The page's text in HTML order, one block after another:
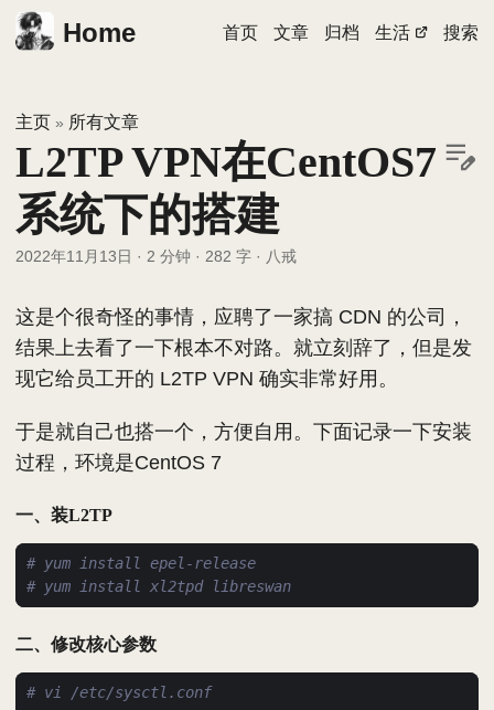
Home 首页 文章 归档 生活 搜索
主页 » 所有文章
L2TP VPN在CentOS7
系统下的搭建
2022年11月13日 · 2 分钟 · 282 字 · 八戒
这是个很奇怪的事情，应聘了一家搞 CDN 的公司，
结果上去看了一下根本不对路。就立刻辞了，但是发
现它给员工开的 L2TP VPN 确实非常好用。
于是就自己也搭一个，方便自用。下面记录一下安装
过程，环境是CentOS 7
一、装L2TP
# yum install epel-release
# yum install xl2tpd libreswan
二、修改核心参数
# vi /etc/sysctl.conf